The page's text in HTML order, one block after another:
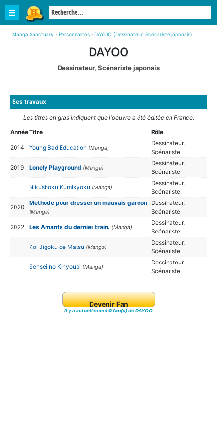
Manga Sanctuary › Personnalités › DAYOO (Dessinateur, Scénariste japonais)
DAYOO
Dessinateur, Scénariste japonais
Ses travaux
Les titres en gras indiquent que l'oeuvre a été éditée en France.
AnnéeTitre Rôle
2014 Young Bad Education (Manga)
Dessinateur,
Scénariste
2019 Lonely Playground (Manga)
Dessinateur,
Scénariste
Nikushoku Kumikyoku (Manga)
Dessinateur,
Scénariste
2020
Methode pour dresser un mauvais garcon
(Manga)
Dessinateur,
Scénariste
2022 Les Amants du dernier train. (Manga)
Dessinateur,
Scénariste
Koi Jigoku de Matsu (Manga)
Dessinateur,
Scénariste
Sensei no Kinyoubi (Manga)
Dessinateur,
Scénariste
Devenir Fan
Il y a actuellement0 fan(s)de DAYOO